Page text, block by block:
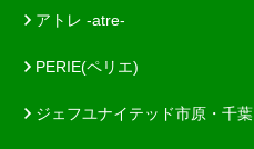
アトレ -atre-
PERIE(ペリエ)
ジェフユナイテッド市原・千葉